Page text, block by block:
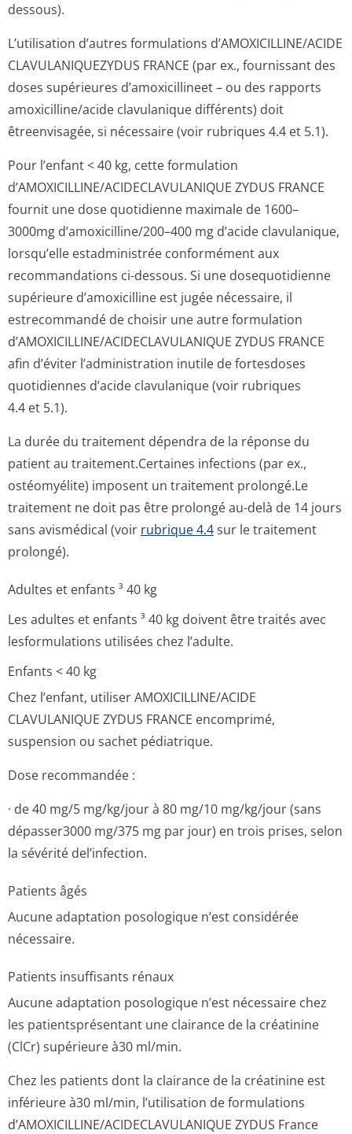
dessous).
L’utilisation d’autres formulations d’AMOXICILLINE/A­CIDE
CLAVULANIQUEZYDUS FRANCE (par ex., fournissant des
doses supérieures d’amoxicillineet – ou des rapports
amoxicilline/acide clavulanique différents) doit
êtreenvisagée, si nécessaire (voir rubriques 4.4 et 5.1).
Pour l’enfant < 40 kg, cette formulation
d’AMOXICILLINE/A­CIDECLAVULANI­QUE ZYDUS FRANCE
fournit une dose quotidienne maximale de 1600–
3000mg d’amoxicilline/200–400 mg d’acide clavulanique,
lorsqu’elle estadministrée conformément aux
recommandations ci-dessous. Si une dosequotidienne
supérieure d’amoxicilline est jugée nécessaire, il
estrecommandé de choisir une autre formulation
d’AMOXICILLINE/A­CIDECLAVULANI­QUE ZYDUS FRANCE
afin d’éviter l’administration inutile de fortesdoses
quotidiennes d’acide clavulanique (voir rubriques
4.4 et 5.1).
La durée du traitement dépendra de la réponse du
patient au traitement.Cer­taines infections (par ex.,
ostéomyélite) imposent un traitement prolongé.Le
traitement ne doit pas être prolongé au-delà de 14 jours
sans avismédical (voir rubrique 4.4sur le traitement
prolongé).
Adultes et enfants ³ 40 kg
Les adultes et enfants ³ 40 kg doivent être traités avec
lesformulations utilisées chez l’adulte.
Enfants < 40 kg
Chez l’enfant, utiliser AMOXICILLINE/ACIDE
CLAVULANIQUE ZYDUS FRANCE encomprimé,
suspension ou sachet pédiatrique.
Dose recommandée :
· de 40 mg/5 mg/kg/jour à 80 mg/10 mg/kg/jour (sans
dépasser3000 mg/375 mg par jour) en trois prises, selon
la sévérité del’infection.
Patients âgés
Aucune adaptation posologique n’est considérée
nécessaire.
Patients insuffisants rénaux
Aucune adaptation posologique n’est nécessaire chez
les patientsprésentant une clairance de la créatinine
(ClCr) supérieure à30 ml/min.
Chez les patients dont la clairance de la créatinine est
inférieure à30 ml/min, l’utilisation de formulations
d’AMOXICILLINE/A­CIDECLAVULANI­QUE ZYDUS France